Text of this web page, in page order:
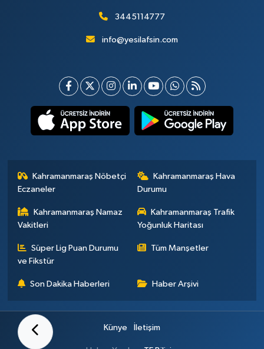
3445114777
info@yesilafsin.com
Kahramanmaraş Nöbetçi
Eczaneler
Kahramanmaraş Hava
Durumu
Kahramanmaraş Namaz
Vakitleri
Kahramanmaraş Trafik
Yoğunluk Haritası
Süper Lig Puan Durumu
ve Fikstür
Tüm Manşetler
Son Dakika Haberleri Haber Arşivi
Künye İletişim